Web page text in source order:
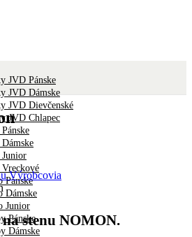
JVD Pánske
JVD Dámske
JVD Dievčenské
JVD Chlapec
Junior
Vreckové
Pánske
Dámske
Junior
Pánske
Dámske
Výrobcovia
stenu NOMON.